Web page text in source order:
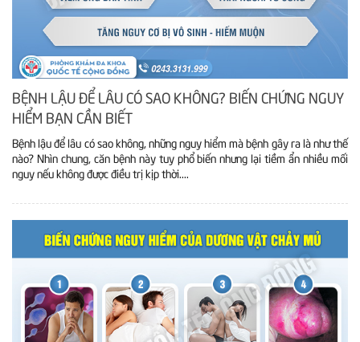
BỆNH LẬU ĐỂ LÂU CÓ SAO KHÔNG? BIẾN CHỨNG NGUY
HIỂM BẠN CẦN BIẾT
Bệnh lậu để lâu có sao không, những nguy hiểm mà bệnh gây ra là như thế
nào? Nhìn chung, căn bệnh này tuy phổ biến nhưng lại tiềm ẩn nhiều mối
nguy nếu không được điều trị kịp thời....